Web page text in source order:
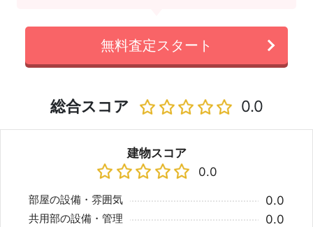
無料査定スタート
総合スコア 0.0
建物スコア
0.0
部屋の設備・雰囲気 0.0
共用部の設備・管理 0.0